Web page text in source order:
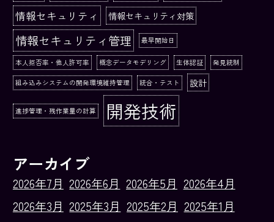
情報セキュリティ 情報セキュリティ対策
情報セキュリティ管理 最早開始日
本人拒否率・他人許可率 概念データモデリング 生体認証 発見統制
組み込みシステムの開発環境維持管理 統合・テスト 設計
進捗管理・残作業量の計算 開発技術
アーカイブ
2026年7月 2026年6月 2026年5月 2026年4月
2026年3月 2025年3月 2025年2月 2025年1月